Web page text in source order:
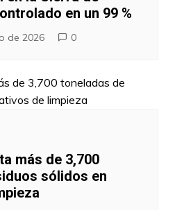
en un 99 %
de 2026 0
más de 3,700
sólidos en